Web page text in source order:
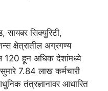
सिक्युरिटी,
क्षेत्रातील अग्रगण्य
120 हून अधिक देशांमध्ये
7.84 लाख कर्मचारी
तंत्रज्ञानावर आधारित